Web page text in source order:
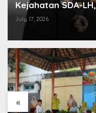
Kejahatan SDA-
Irhamni: Jadi
Penindakan
July 17, 2026
«